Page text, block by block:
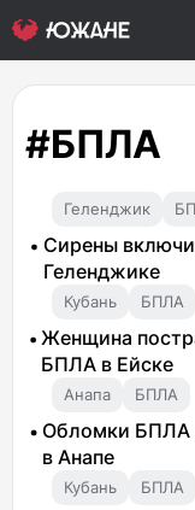
#БПЛА
Геленджик
Сирены
Геленджике
Кубань БПЛА
Женщина
БПЛА в Ейске
Анапа БПЛА
Обломки БПЛА
в Анапе
Кубань БПЛА